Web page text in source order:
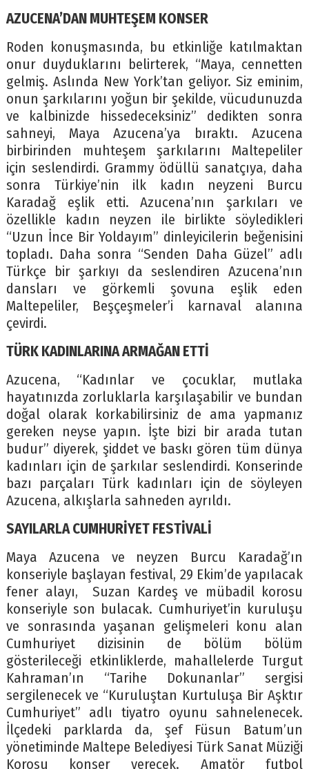
AZUCENA’DAN MUHTEŞEM KONSER
Roden konuşmasında, bu etkinliğe katılmaktan
onur duyduklarını belirterek, “Maya, cennetten
gelmiş. Aslında New York’tan geliyor. Siz eminim,
onun şarkılarını yoğun bir şekilde, vücudunuzda
ve kalbinizde hissedeceksiniz” dedikten sonra
sahneyi, Maya Azucena’ya bıraktı. Azucena
birbirinden muhteşem şarkılarını Maltepeliler
için seslendirdi. Grammy ödüllü sanatçıya, daha
sonra Türkiye’nin ilk kadın neyzeni Burcu
Karadağ eşlik etti. Azucena’nın şarkıları ve
özellikle kadın neyzen ile birlikte söyledikleri
“Uzun İnce Bir Yoldayım” dinleyicilerin beğenisini
topladı. Daha sonra “Senden Daha Güzel” adlı
Türkçe bir şarkıyı da seslendiren Azucena’nın
dansları ve görkemli şovuna eşlik eden
Maltepeliler, Beşçeşmeler’i karnaval alanına
çevirdi.
TÜRK KADINLARINA ARMAĞAN ETTİ
Azucena, “Kadınlar ve çocuklar, mutlaka
hayatınızda zorluklarla karşılaşabilir ve bundan
doğal olarak korkabilirsiniz de ama yapmanız
gereken neyse yapın. İşte bizi bir arada tutan
budur” diyerek, şiddet ve baskı gören tüm dünya
kadınları için de şarkılar seslendirdi. Konserinde
bazı parçaları Türk kadınları için de söyleyen
Azucena, alkışlarla sahneden ayrıldı.
SAYILARLA CUMHURİYET FESTİVALİ
Maya Azucena ve neyzen Burcu Karadağ’ın
konseriyle başlayan festival, 29 Ekim’de yapılacak
fener alayı, Suzan Kardeş ve mübadil korosu
konseriyle son bulacak. Cumhuriyet’in kuruluşu
ve sonrasında yaşanan gelişmeleri konu alan
Cumhuriyet dizisinin de bölüm bölüm
gösterileceği etkinliklerde, mahallelerde Turgut
Kahraman’ın “Tarihe Dokunanlar” sergisi
sergilenecek ve “Kuruluştan Kurtuluşa Bir Aşktır
Cumhuriyet” adlı tiyatro oyunu sahnelenecek.
İlçedeki parklarda da, şef Füsun Batum’un
yönetiminde Maltepe Belediyesi Türk Sanat Müziği
Korosu konser verecek. Amatör futbol